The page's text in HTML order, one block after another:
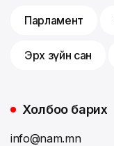
Парламент
Эрх зүйн сан
Холбоо барих
info@nam.mn